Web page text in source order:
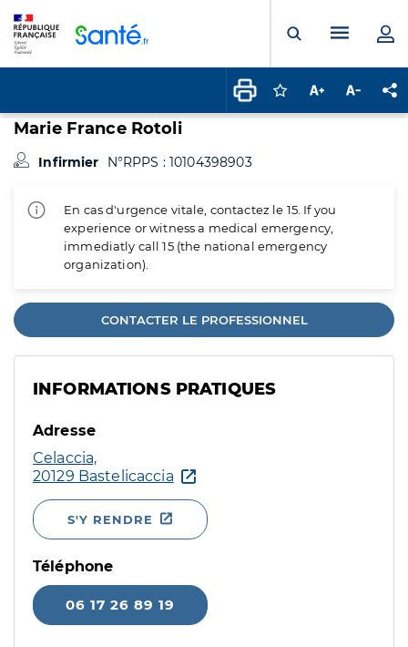
Ouvrir laMenu
Connectez-vous
Augmenter la
Marie France Rotoli
Infirmier N°RPPS : 10104398903
En cas d'urgence vitale, contactez le 15. If you
experience or witness a medical emergency,
immediatly call 15 (the national emergency
organization).
CONTACTER LE PROFESSIONNEL
INFORMATIONS PRATIQUES
Adresse
Celaccia,
20129 Bastelicaccia
S'Y RENDRE
Téléphone
06 17 26 89 19